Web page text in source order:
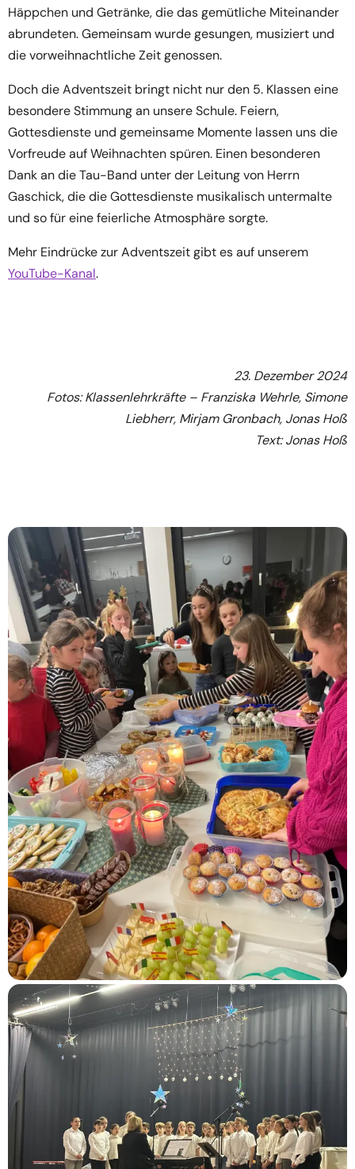
Häppchen und Getränke, die das gemütliche Miteinander
abrundeten. Gemeinsam wurde gesungen, musiziert und
die vorweihnachtliche Zeit genossen.
Doch die Adventszeit bringt nicht nur den 5. Klassen eine
besondere Stimmung an unsere Schule. Feiern,
Gottesdienste und gemeinsame Momente lassen uns die
Vorfreude auf Weihnachten spüren. Einen besonderen
Dank an die Tau-Band unter der Leitung von Herrn
Gaschick, die die Gottesdienste musikalisch untermalte
und so für eine feierliche Atmosphäre sorgte.
Mehr Eindrücke zur Adventszeit gibt es auf unserem
YouTube-Kanal.
23. Dezember 2024
Fotos: Klassenlehrkräfte – Franziska Wehrle, Simone
Liebherr, Mirjam Gronbach, Jonas Hoß
Text: Jonas Hoß